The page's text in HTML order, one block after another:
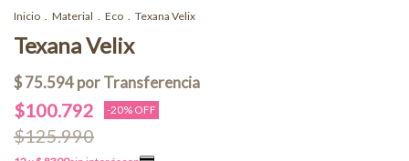
Inicio . Material . Eco . Texana Velix
Texana Velix
$100.792 -20% OFF
$125.990